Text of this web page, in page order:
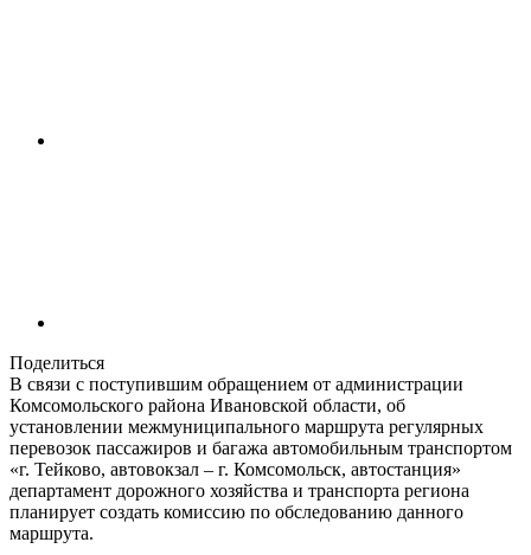
Поделиться
В связи с поступившим обращением от администрации
Комсомольского района Ивановской области, об
установлении межмуниципального маршрута регулярных
перевозок пассажиров и багажа автомобильным транспортом
«г. Тейково, автовокзал – г. Комсомольск, автостанция»
департамент дорожного хозяйства и транспорта региона
планирует создать комиссию по обследованию данного
маршрута.